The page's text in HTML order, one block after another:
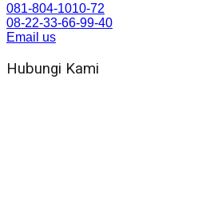
081-804-1010-72
08-22-33-66-99-40
Email us
Hubungi Kami